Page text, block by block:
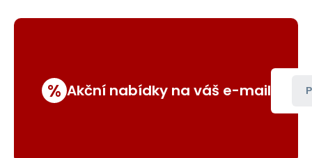
% Akční nabídky na váš e-mail